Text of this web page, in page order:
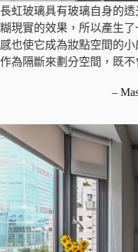
長虹玻璃具有玻璃自身的
糊現實的效果，所以產生
感也使它成為妝點空間的
作為隔斷來劃分空間，既
–